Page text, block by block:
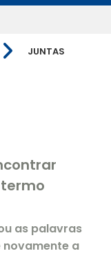
JUNTAS
as palavras
a